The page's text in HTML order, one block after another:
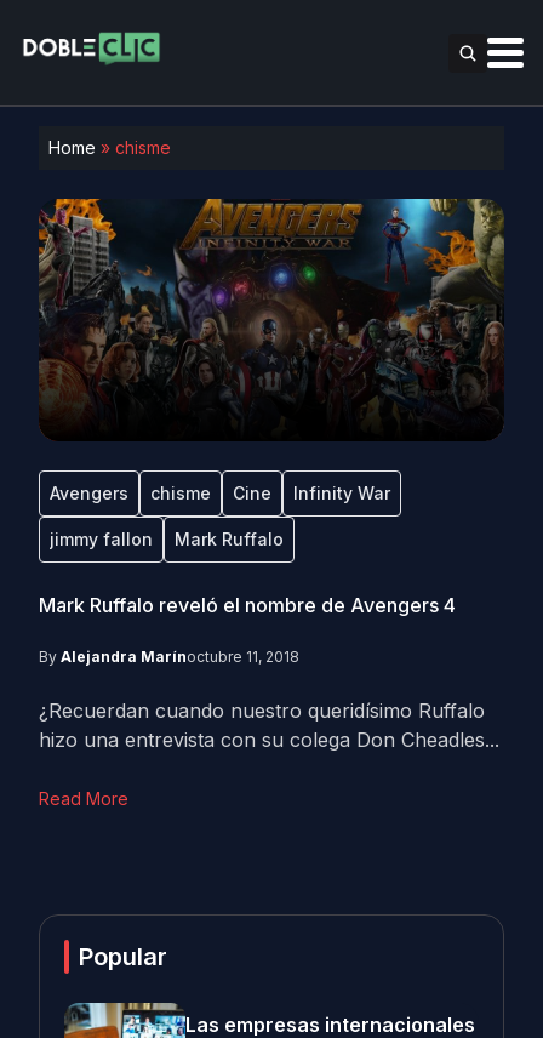
Home » chisme
Avengers chisme Cine Infinity War
jimmy fallon Mark Ruffalo
Mark Ruffalo reveló el nombre de Avengers 4
By Alejandra Marínoctubre 11, 2018
¿Recuerdan cuando nuestro queridísimo Ruffalo
hizo una entrevista con su colega Don Cheadles...
Read More
Popular
Las empresas internacionales